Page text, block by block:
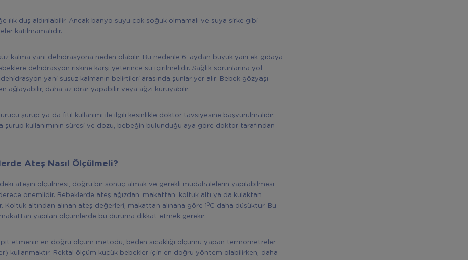
ılık duş aldırılabilir. Ancak banyo suyu çok soğuk olmamalı ve suya sirke gibi
katılmamalıdır.
kalma yani dehidrasyona neden olabilir. Bu nedenle 6. aydan büyük yani ek gıdaya
dehidrasyon riskine karşı yeterince su içirilmelidir. Sağlık sorunlarına yol
yani susuz kalmanın belirtileri arasında şunlar yer alır: Bebek gözyaşı
ağlayabilir, daha az idrar yapabilir veya ağzı kuruyabilir.
şurup ya da fitil kullanımı ile ilgili kesinlikle doktor tavsiyesine başvurulmalıdır.
şurup kullanımının süresi ve dozu, bebeğin bulunduğu aya göre doktor tarafından
Ateş Nasıl Ölçülmeli?
ateşin ölçülmesi, doğru bir sonuç almak ve gerekli müdahalelerin yapılabilmesi
önemlidir. Bebeklerde ateş ağızdan, makattan, koltuk altı ya da kulaktan
Koltuk altından alınan ateş değerleri, makattan alınana göre 10C daha düşüktür. Bu
yapılan ölçümlerde bu duruma dikkat etmek gerekir.
etmenin en doğru ölçüm metodu, beden sıcaklığı ölçümü yapan termometreler
kullanmaktır. Rektal ölçüm küçük bebekler için en doğru yöntem olabilirken, daha